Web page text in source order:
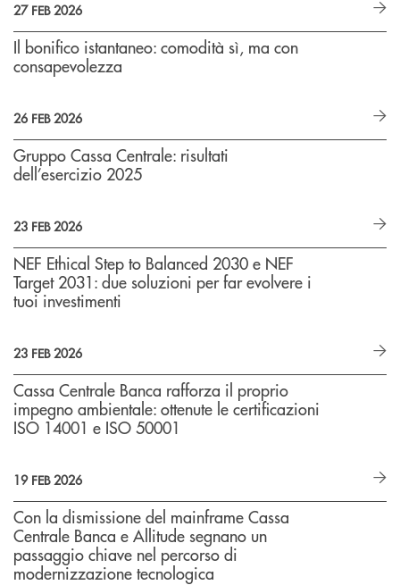
27 FEB 2026
Il bonifico istantaneo: comodità sì, ma con
consapevolezza
26 FEB 2026
Gruppo Cassa Centrale: risultati
dell’esercizio 2025
23 FEB 2026
NEF Ethical Step to Balanced 2030 e NEF
Target 2031: due soluzioni per far evolvere i
tuoi investimenti
23 FEB 2026
Cassa Centrale Banca rafforza il proprio
impegno ambientale: ottenute le certificazioni
ISO 14001 e ISO 50001
19 FEB 2026
Con la dismissione del mainframe Cassa
Centrale Banca e Allitude segnano un
passaggio chiave nel percorso di
modernizzazione tecnologica